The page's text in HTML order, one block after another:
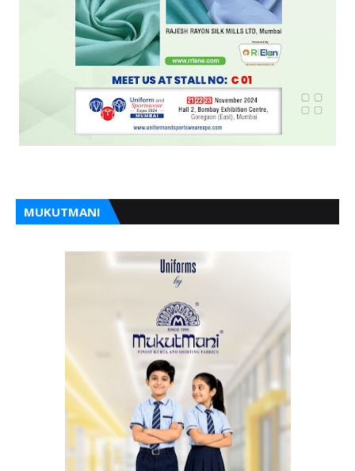
MUKUTMANI